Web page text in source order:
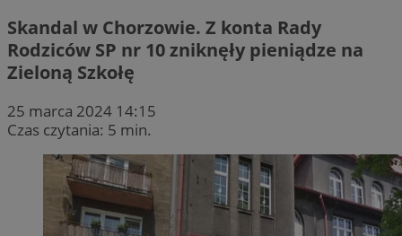
Skandal w Chorzowie. Z konta Rady
Rodziców SP nr 10 zniknęły pieniądze na
Zieloną Szkołę
25 marca 2024 14:15
Czas czytania: 5 min.